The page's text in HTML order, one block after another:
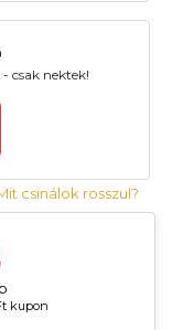
csak nektek!
csinálok rosszul?
kupon